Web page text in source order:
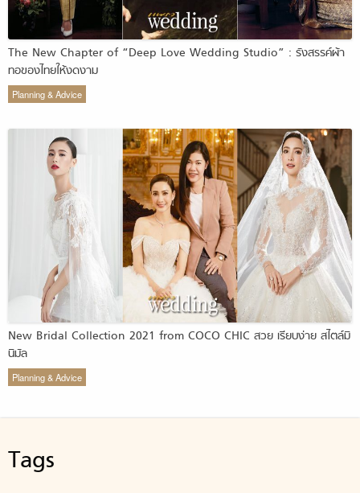
The New Chapter of “Deep Love Wedding Studio” : รังสรรค์ผ้า
ทอของไทยให้งดงาม
Planning & Advice
New Bridal Collection 2021 from COCO CHIC สวย เรียบง่าย สไตล์มิ
นิมัล
Planning & Advice
Tags